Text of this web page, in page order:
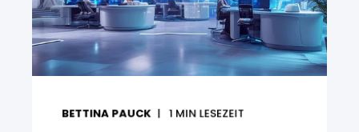
BETTINA PAUCK 1 MIN LESEZEIT